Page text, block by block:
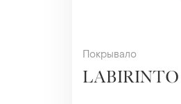
Покрывало
LABIRINTO